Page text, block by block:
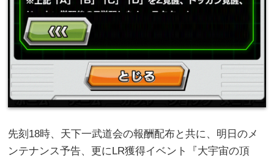
先刻18時、天下一武道会の報酬配布と共に、明日のメ
ンテナンス予告、更にLR獲得イベント『大宇宙の頂